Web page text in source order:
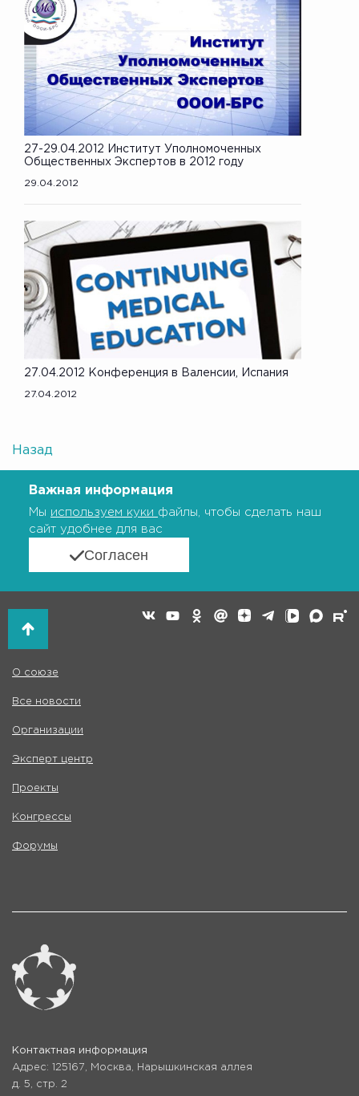
27-29.04.2012 Институт Уполномоченных
Общественных Экспертов в 2012 году
29.04.2012
27.04.2012 Конференция в Валенсии, Испания
27.04.2012
Назад
Важная информация
Мы используем куки файлы, чтобы сделать наш
сайт удобнее для вас
Согласен
О союзе
Все новости
Организации
Эксперт центр
Проекты
Конгрессы
Форумы
Контактная информация
Адрес: 125167, Москва, Нарышкинская аллея
д. 5, стр. 2